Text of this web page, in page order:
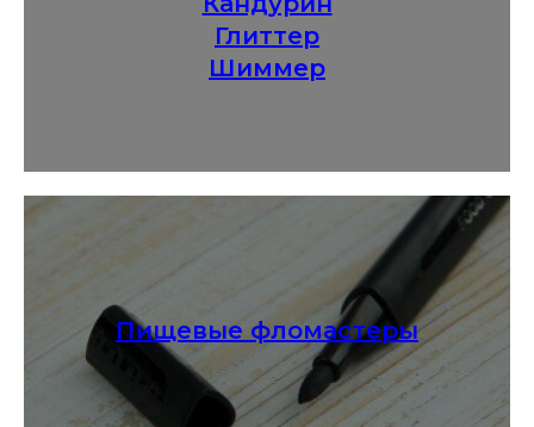
Глиттер
Шиммер
Пищевые фломастеры